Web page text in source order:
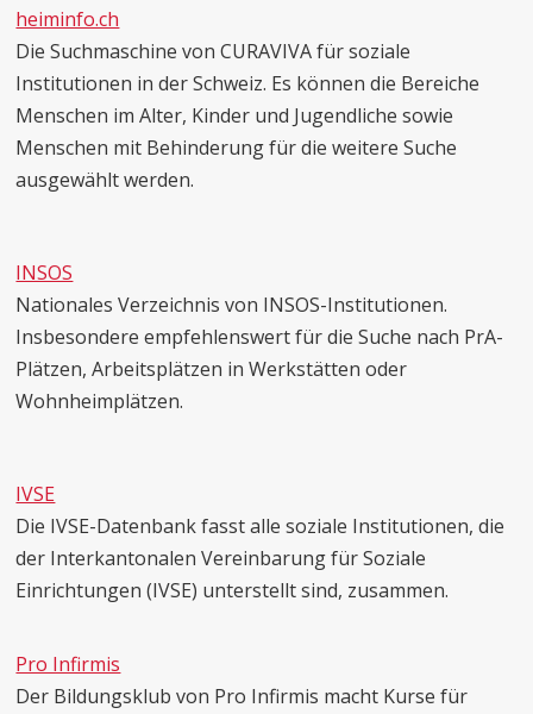
heiminfo.ch
Die Suchmaschine von CURAVIVA für soziale
Institutionen in der Schweiz. Es können die Bereiche
Menschen im Alter, Kinder und Jugendliche sowie
Menschen mit Behinderung für die weitere Suche
ausgewählt werden.
INSOS
Nationales Verzeichnis von INSOS-Institutionen.
Insbesondere empfehlenswert für die Suche nach PrA-
Plätzen, Arbeitsplätzen in Werkstätten oder
Wohnheimplätzen.
IVSE
Die IVSE-Datenbank fasst alle soziale Institutionen, die
der Interkantonalen Vereinbarung für Soziale
Einrichtungen (IVSE) unterstellt sind, zusammen.
Pro Infirmis
Der Bildungsklub von Pro Infirmis macht Kurse für